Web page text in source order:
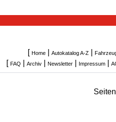
[ Home| Autokatalog A-Z|
[ FAQ Archiv Newsletter Impressum